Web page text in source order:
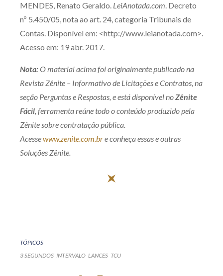
MENDES, Renato Geraldo. LeiAnotada.com. Decreto
nº 5.450/05, nota ao art. 24, categoria Tribunais de
Contas. Disponível em: <http://www.leianotada.com>.
Acesso em: 19 abr. 2017.
Nota:O material acima foi originalmente publicado na
Revista Zênite – Informativo de Licitações e Contratos, na
seção Perguntas e Respostas, e está disponível noZênite
Fácil, ferramenta reúne todo o conteúdo produzido pela
Zênite sobre contratação pública.
Acessewww.zenite.com.bre conheça essas e outras
Soluções Zênite.
TÓPICOS
3 SEGUNDOS INTERVALO LANCES TCU